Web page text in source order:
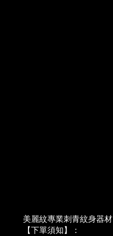
美麗紋專業刺青紋身器材
【下單須知】：